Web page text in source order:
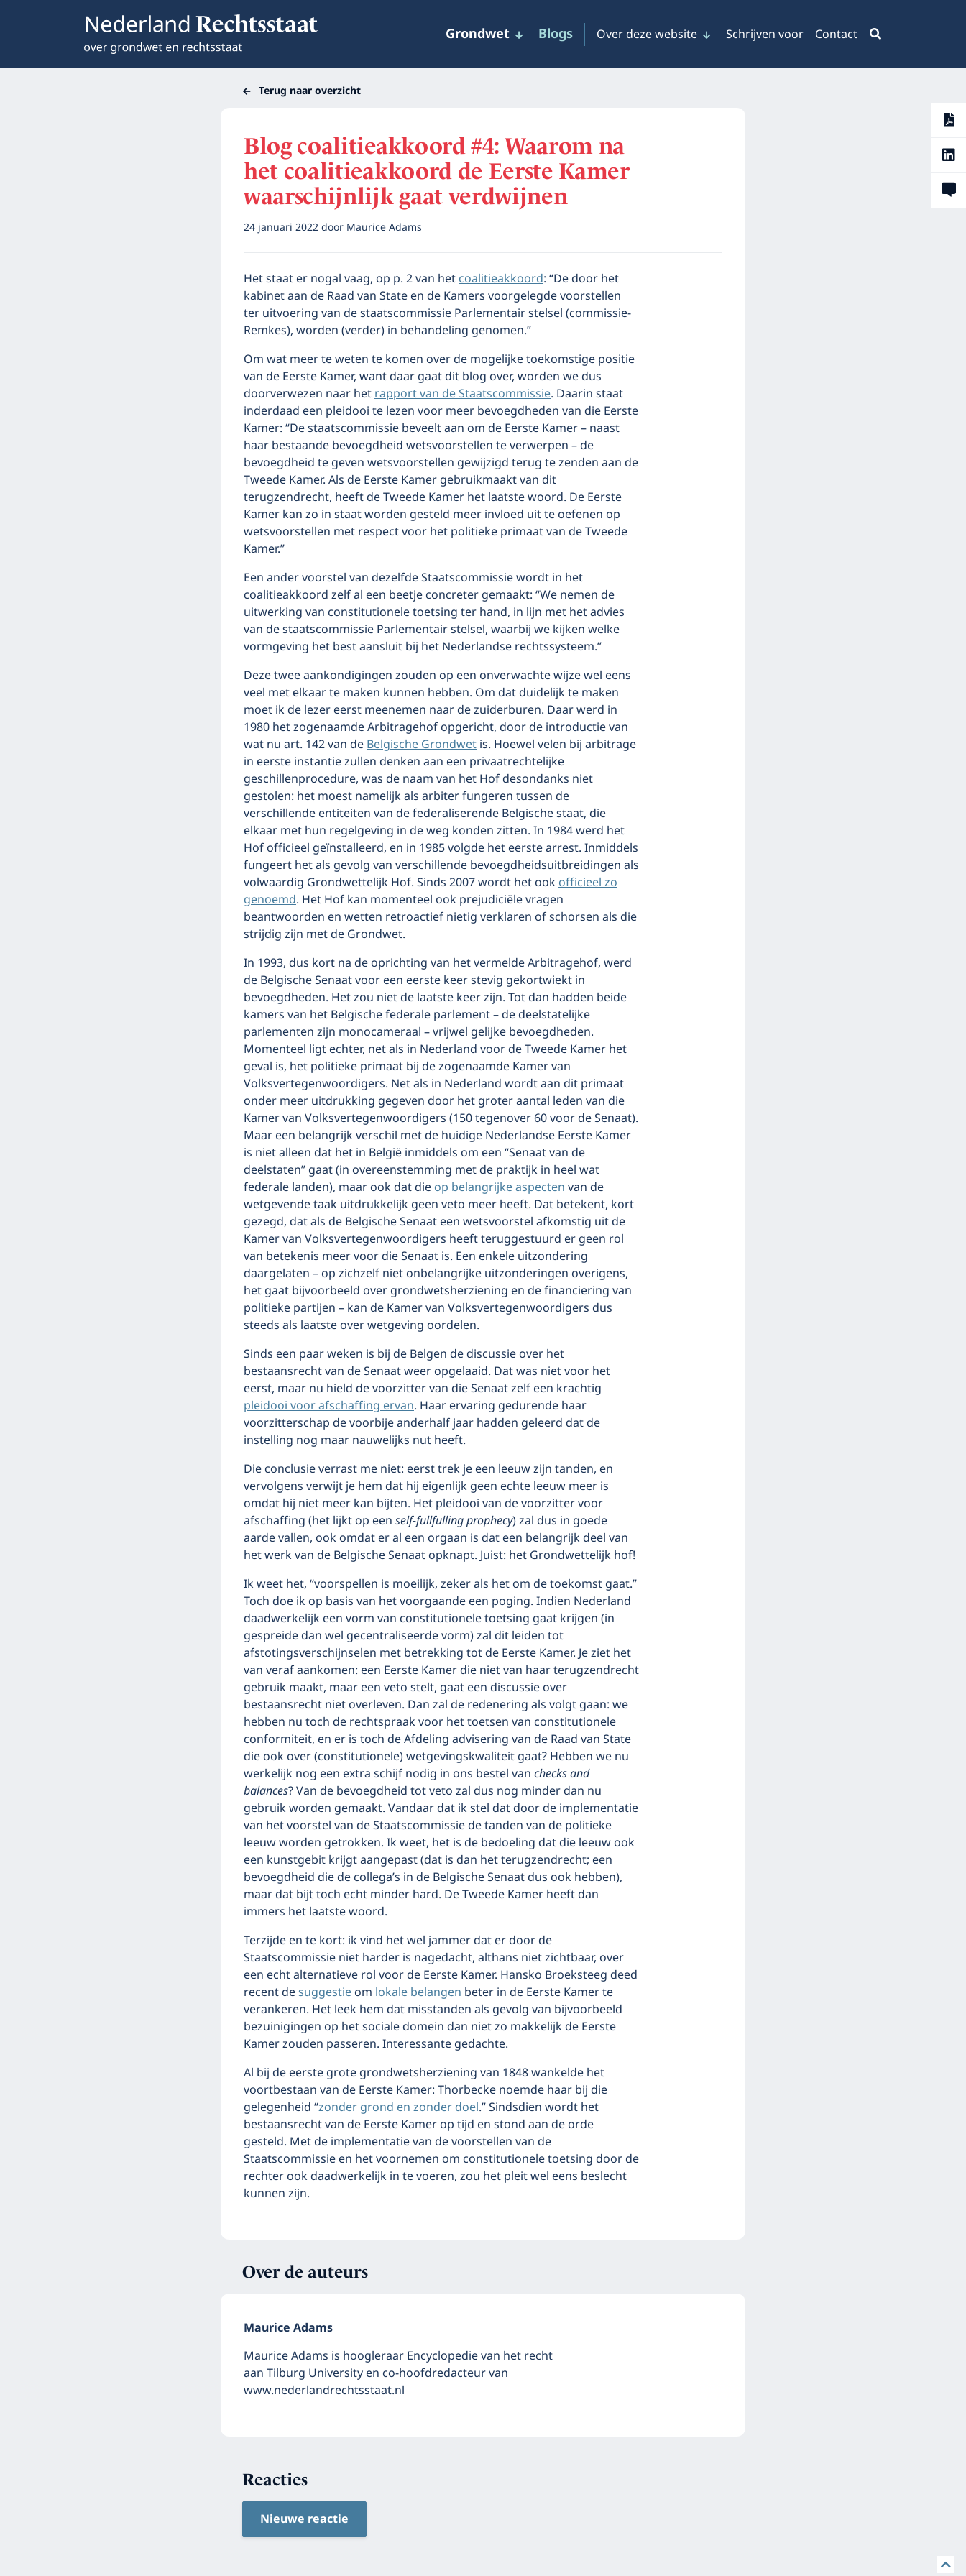
Grondwet Blogs Over deze website Schrijven voor Contact
Terug naar overzicht
Blog coalitieakkoord #4: Waarom na
het coalitieakkoord de Eerste Kamer
waarschijnlijk gaat verdwijnen
24 januari 2022door Maurice Adams
Het staat er nogal vaag, op p. 2 van hetcoalitieakkoord: “De door het
kabinet aan de Raad van State en de Kamers voorgelegde voorstellen
ter uitvoering van de staatscommissie Parlementair stelsel (commissie-
Remkes), worden (verder) in behandeling genomen.”
Om wat meer te weten te komen over de mogelijke toekomstige positie
van de Eerste Kamer, want daar gaat dit blog over, worden we dus
doorverwezen naar hetrapport van de Staatscommissie. Daarin staat
inderdaad een pleidooi te lezen voor meer bevoegdheden van die Eerste
Kamer: “De staatscommissie beveelt aan om de Eerste Kamer – naast
haar bestaande bevoegdheid wetsvoorstellen te verwerpen – de
bevoegdheid te geven wetsvoorstellen gewijzigd terug te zenden aan de
Tweede Kamer. Als de Eerste Kamer gebruikmaakt van dit
terugzendrecht, heeft de Tweede Kamer het laatste woord. De Eerste
Kamer kan zo in staat worden gesteld meer invloed uit te oefenen op
wetsvoorstellen met respect voor het politieke primaat van de Tweede
Kamer.”
Een ander voorstel van dezelfde Staatscommissie wordt in het
coalitieakkoord zelf al een beetje concreter gemaakt: “We nemen de
uitwerking van constitutionele toetsing ter hand, in lijn met het advies
van de staatscommissie Parlementair stelsel, waarbij we kijken welke
vormgeving het best aansluit bij het Nederlandse rechtssysteem.”
Deze twee aankondigingen zouden op een onverwachte wijze wel eens
veel met elkaar te maken kunnen hebben. Om dat duidelijk te maken
moet ik de lezer eerst meenemen naar de zuiderburen. Daar werd in
1980 het zogenaamde Arbitragehof opgericht, door de introductie van
wat nu art. 142 van deBelgische Grondwetis. Hoewel velen bij arbitrage
in eerste instantie zullen denken aan een privaatrechtelijke
geschillenprocedure, was de naam van het Hof desondanks niet
gestolen: het moest namelijk als arbiter fungeren tussen de
verschillende entiteiten van de federaliserende Belgische staat, die
elkaar met hun regelgeving in de weg konden zitten. In 1984 werd het
Hof officieel geïnstalleerd, en in 1985 volgde het eerste arrest. Inmiddels
fungeert het als gevolg van verschillende bevoegdheidsuitbreidingen als
volwaardig Grondwettelijk Hof. Sinds 2007 wordt het ookofficieel zo
genoemd. Het Hof kan momenteel ook prejudiciële vragen
beantwoorden en wetten retroactief nietig verklaren of schorsen als die
strijdig zijn met de Grondwet.
In 1993, dus kort na de oprichting van het vermelde Arbitragehof, werd
de Belgische Senaat voor een eerste keer stevig gekortwiekt in
bevoegdheden. Het zou niet de laatste keer zijn. Tot dan hadden beide
kamers van het Belgische federale parlement – de deelstatelijke
parlementen zijn monocameraal – vrijwel gelijke bevoegdheden.
Momenteel ligt echter, net als in Nederland voor de Tweede Kamer het
geval is, het politieke primaat bij de zogenaamde Kamer van
Volksvertegenwoordigers. Net als in Nederland wordt aan dit primaat
onder meer uitdrukking gegeven door het groter aantal leden van die
Kamer van Volksvertegenwoordigers (150 tegenover 60 voor de Senaat).
Maar een belangrijk verschil met de huidige Nederlandse Eerste Kamer
is niet alleen dat het in België inmiddels om een “Senaat van de
deelstaten” gaat (in overeenstemming met de praktijk in heel wat
federale landen), maar ook dat dieop belangrijke aspectenvan de
wetgevende taak uitdrukkelijk geen veto meer heeft. Dat betekent, kort
gezegd, dat als de Belgische Senaat een wetsvoorstel afkomstig uit de
Kamer van Volksvertegenwoordigers heeft teruggestuurd er geen rol
van betekenis meer voor die Senaat is. Een enkele uitzondering
daargelaten – op zichzelf niet onbelangrijke uitzonderingen overigens,
het gaat bijvoorbeeld over grondwetsherziening en de financiering van
politieke partijen – kan de Kamer van Volksvertegenwoordigers dus
steeds als laatste over wetgeving oordelen.
Sinds een paar weken is bij de Belgen de discussie over het
bestaansrecht van de Senaat weer opgelaaid. Dat was niet voor het
eerst, maar nu hield de voorzitter van die Senaat zelf een krachtig
pleidooi voor afschaffing ervan. Haar ervaring gedurende haar
voorzitterschap de voorbije anderhalf jaar hadden geleerd dat de
instelling nog maar nauwelijks nut heeft.
Die conclusie verrast me niet: eerst trek je een leeuw zijn tanden, en
vervolgens verwijt je hem dat hij eigenlijk geen echte leeuw meer is
omdat hij niet meer kan bijten. Het pleidooi van de voorzitter voor
afschaffing (het lijkt op eenself-fullfulling prophecy) zal dus in goede
aarde vallen, ook omdat er al een orgaan is dat een belangrijk deel van
het werk van de Belgische Senaat opknapt. Juist: het Grondwettelijk hof!
Ik weet het, “voorspellen is moeilijk, zeker als het om de toekomst gaat.”
Toch doe ik op basis van het voorgaande een poging. Indien Nederland
daadwerkelijk een vorm van constitutionele toetsing gaat krijgen (in
gespreide dan wel gecentraliseerde vorm) zal dit leiden tot
afstotingsverschijnselen met betrekking tot de Eerste Kamer. Je ziet het
van veraf aankomen: een Eerste Kamer die niet van haar terugzendrecht
gebruik maakt, maar een veto stelt, gaat een discussie over
bestaansrecht niet overleven. Dan zal de redenering als volgt gaan: we
hebben nu toch de rechtspraak voor het toetsen van constitutionele
conformiteit, en er is toch de Afdeling advisering van de Raad van State
die ook over (constitutionele) wetgevingskwaliteit gaat? Hebben we nu
werkelijk nog een extra schijf nodig in ons bestel vanchecks and
balances? Van de bevoegdheid tot veto zal dus nog minder dan nu
gebruik worden gemaakt. Vandaar dat ik stel dat door de implementatie
van het voorstel van de Staatscommissie de tanden van de politieke
leeuw worden getrokken. Ik weet, het is de bedoeling dat die leeuw ook
een kunstgebit krijgt aangepast (dat is dan het terugzendrecht; een
bevoegdheid die de collega’s in de Belgische Senaat dus ook hebben),
maar dat bijt toch echt minder hard. De Tweede Kamer heeft dan
immers het laatste woord.
Terzijde en te kort: ik vind het wel jammer dat er door de
Staatscommissie niet harder is nagedacht, althans niet zichtbaar, over
een echt alternatieve rol voor de Eerste Kamer. Hansko Broeksteeg deed
recent desuggestieomlokale belangenbeter in de Eerste Kamer te
verankeren. Het leek hem dat misstanden als gevolg van bijvoorbeeld
bezuinigingen op het sociale domein dan niet zo makkelijk de Eerste
Kamer zouden passeren. Interessante gedachte.
Al bij de eerste grote grondwetsherziening van 1848 wankelde het
voortbestaan van de Eerste Kamer: Thorbecke noemde haar bij die
gelegenheid “zonder grond en zonder doel.” Sindsdien wordt het
bestaansrecht van de Eerste Kamer op tijd en stond aan de orde
gesteld. Met de implementatie van de voorstellen van de
Staatscommissie en het voornemen om constitutionele toetsing door de
rechter ook daadwerkelijk in te voeren, zou het pleit wel eens beslecht
kunnen zijn.
Over de auteurs
Maurice Adams
Maurice Adams is hoogleraar Encyclopedie van het recht
aan Tilburg University en co-hoofdredacteur van
www.nederlandrechtsstaat.nl
Reacties
Nieuwe reactie